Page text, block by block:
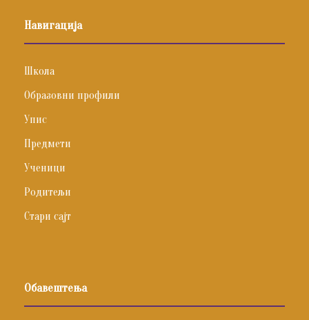
Навигација
Школа
Образовни профили
Упис
Предмети
Ученици
Родитељи
Стари сајт
Обавештења